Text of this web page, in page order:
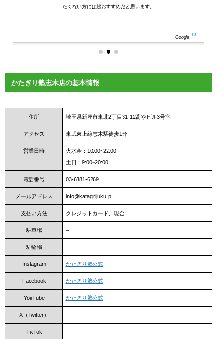
たくない方には超おすすめだと思います。
Google
かたぎり塾志木店の基本情報
住所 埼玉県新座市東北2丁目31-12高やビル3号室
アクセス 東武東上線志木駅徒歩1分
営業日時
火水金：10:00~22:00
土日：9:00~20:00
電話番号 03‐6381‐6269
メールアドレス info@katagirijuku.jp
支払い方法 クレジットカード、現金
駐車場 –
駐輪場 –
Instagram かたぎり塾公式
Facebook かたぎり塾公式
YouTube かたぎり塾公式
X（Twitter） –
TikTok –